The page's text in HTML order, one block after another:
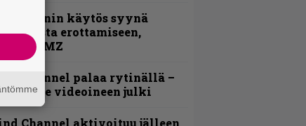
Wilsonin käytös syynä
erottamiseen,
TMZ
Channel palaa rytinällä –
videoineen julki
Channel aktivoituu jälleen